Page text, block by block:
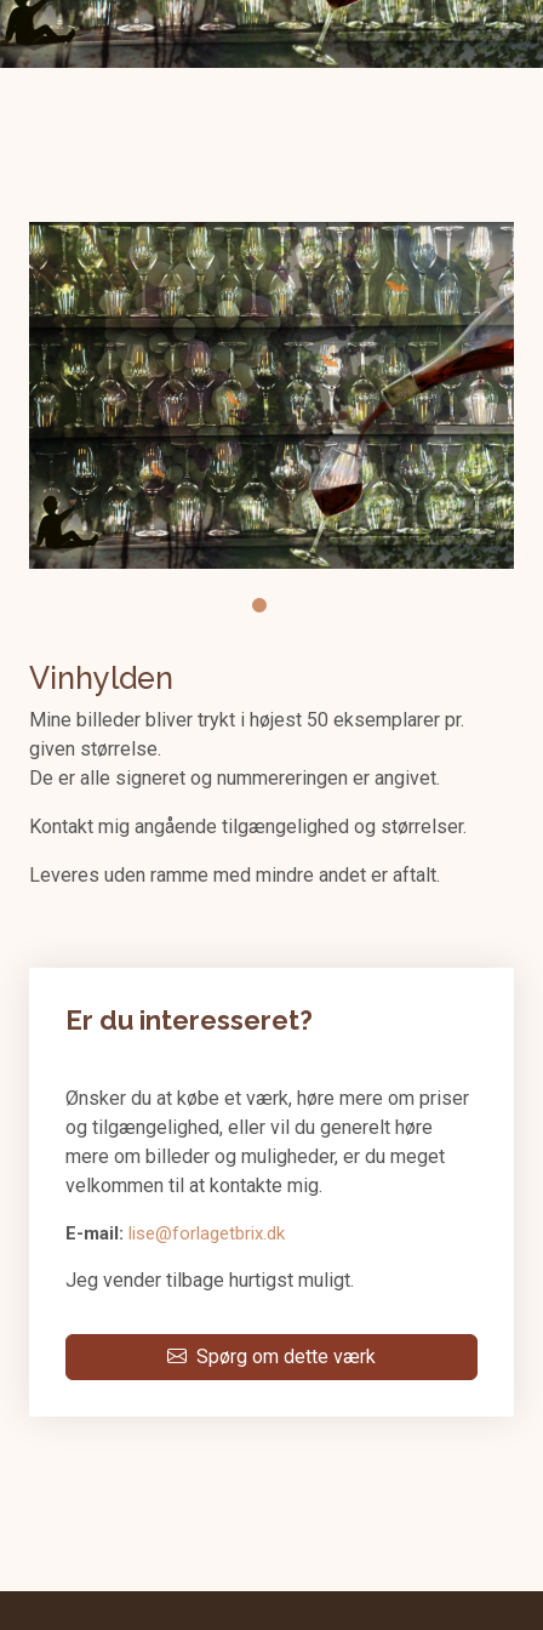
Vinhylden
Mine billeder bliver trykt i højest 50 eksemplarer pr.
given størrelse.
De er alle signeret og nummereringen er angivet.
Kontakt mig angående tilgængelighed og størrelser.
Leveres uden ramme med mindre andet er aftalt.
Er du interesseret?
Ønsker du at købe et værk, høre mere om priser
og tilgængelighed, eller vil du generelt høre
mere om billeder og muligheder, er du meget
velkommen til at kontakte mig.
E-mail: lise@forlagetbrix.dk
Jeg vender tilbage hurtigst muligt.
Spørg om dette værk